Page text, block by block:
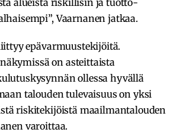
Vaarnanen jatkaa.
epävarmuustekijöitä.
on asteittaista
ollessa hyvällä
talouden tulevaisuus on yksi
riskitekijöistä maailmantalouden
varoittaa.